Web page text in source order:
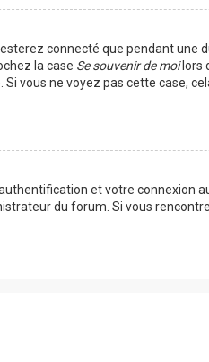
connecté que pendant une
la case Se souvenir de moilors
vous ne voyez pas cette case,
et votre connexion
du forum. Si vous